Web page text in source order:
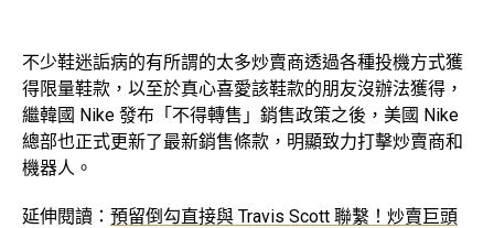
不少鞋迷詬病的有所謂的太多炒賣商透過各種投機方式獲
得限量鞋款，以至於真心喜愛該鞋款的朋友沒辦法獲得，
繼韓國 Nike 發布「不得轉售」銷售政策之後，美國 Nike
總部也正式更新了最新銷售條款，明顯致力打擊炒賣商和
機器人。
延伸閱讀： 預留倒勾直接與 Travis Scott 聯繫！炒賣巨頭